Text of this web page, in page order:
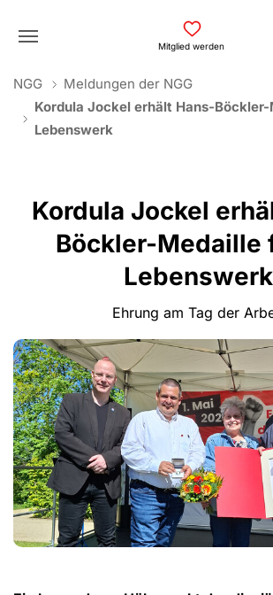
Mitglied werden
You are here:
NGG
Meldungen der NGG
Kordula Jockel erhält Hans-
Lebenswerk
Kordula Jockel
Böckler-Medaille
Lebenswerk
Ehrung am Tag der